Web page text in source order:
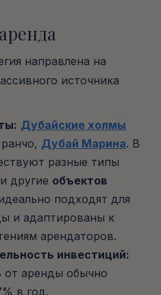
направлена на
источника
Дубайские холмы
Дубай Марина. В
разные типы
и другие объектов
подходят для
и адаптированы к
арендаторов.
инвестиций:
от аренды обычно
в год.